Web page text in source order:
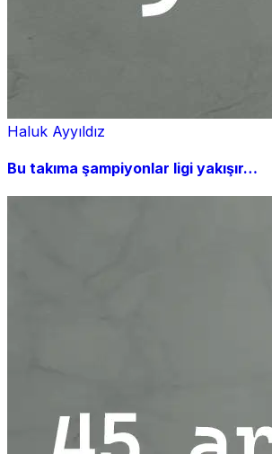
Haluk Ayyıldız
Bu takıma şampiyonlar ligi yakışır…